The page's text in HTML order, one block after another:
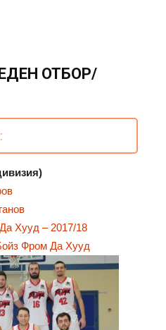
ОТБОР/
Хууд – 2017/18
Фром Да Хууд